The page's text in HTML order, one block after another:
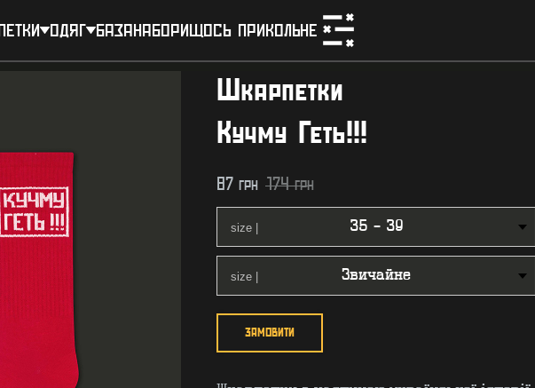
одяг базанаборищось прикольне
Шкарпетки
Кучму Геть!!!
87 грн 174 грн
ЗАМОВИТИ